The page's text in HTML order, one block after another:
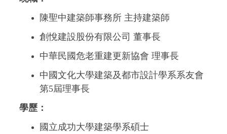
陳聖中建築師事務所 主持建築師
創悅建設股份有限公司 董事長
中華民國危老重建更新協會 理事長
中國文化大學建築及都市設計學系系友會
第5屆理事長
學歷：
國立成功大學建築學系碩士